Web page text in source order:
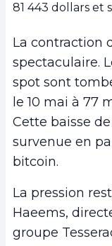
81 443 dollars et
La contraction
spectaculaire.
spot sont
le 10 mai à 77
Cette baisse
survenue en
bitcoin.
La pression
Haeems,
groupe